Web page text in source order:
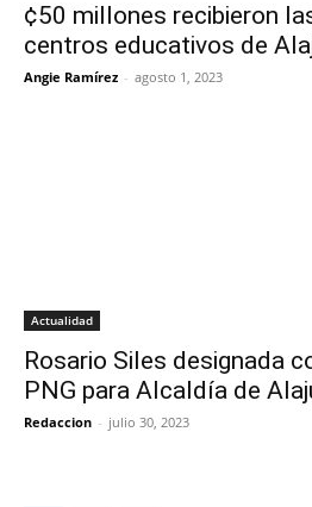
¢50 millones recibieron
centros educativos de
Angie Ramírez - agosto 1, 2023
Actualidad
Rosario Siles designada
PNG para Alcaldía de
Redaccion - julio 30, 2023